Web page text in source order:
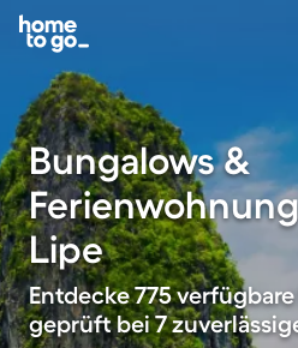
Bungalows &
Lipe
Entdecke 775
geprüft bei 7